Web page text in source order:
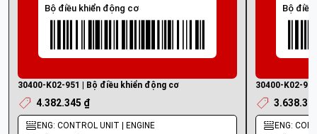
Bộ điều khiển động cơ
30400-K02-951 | Bộ điều khiển động cơ
4.382.345 ₫
ENG: CONTROL UNIT | ENGINE
Bộ
30400-K02-
ENG: